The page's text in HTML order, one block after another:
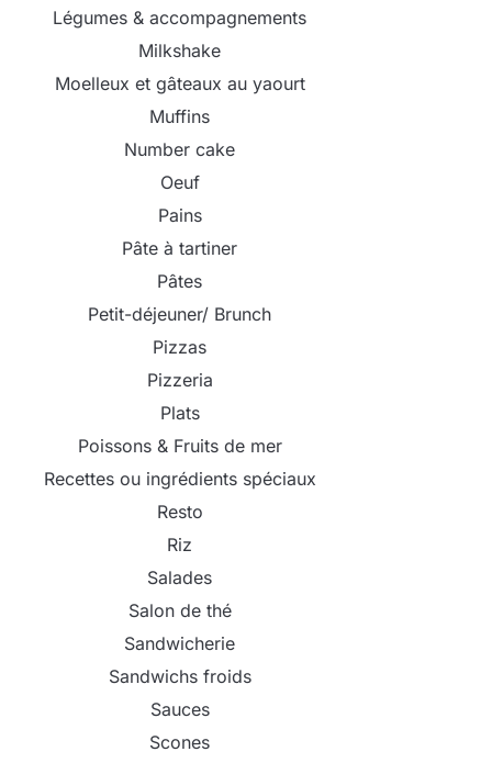
Légumes & accompagnements
Milkshake
Moelleux et gâteaux au yaourt
Muffins
Number cake
Oeuf
Pains
Pâte à tartiner
Pâtes
Petit-déjeuner/ Brunch
Pizzas
Pizzeria
Plats
Poissons & Fruits de mer
Recettes ou ingrédients spéciaux
Resto
Riz
Salades
Salon de thé
Sandwicherie
Sandwichs froids
Sauces
Scones